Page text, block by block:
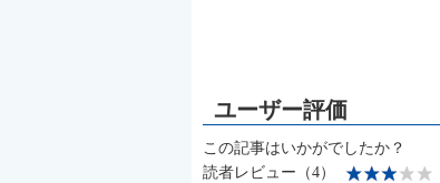
この記事はいかがでしたか？
読者レビュー（4）